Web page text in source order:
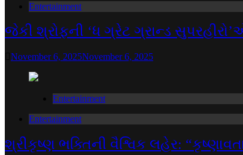
Entertainment
જેકી શ્રોફની ‘ધ ગ્રેટ ગ્રાન્ડ
November 6, 2025November 6, 2025
Entertainment
Entertainment
શ્રીકૃષ્ણ ભક્તિની વૈશ્વિક લહેર: